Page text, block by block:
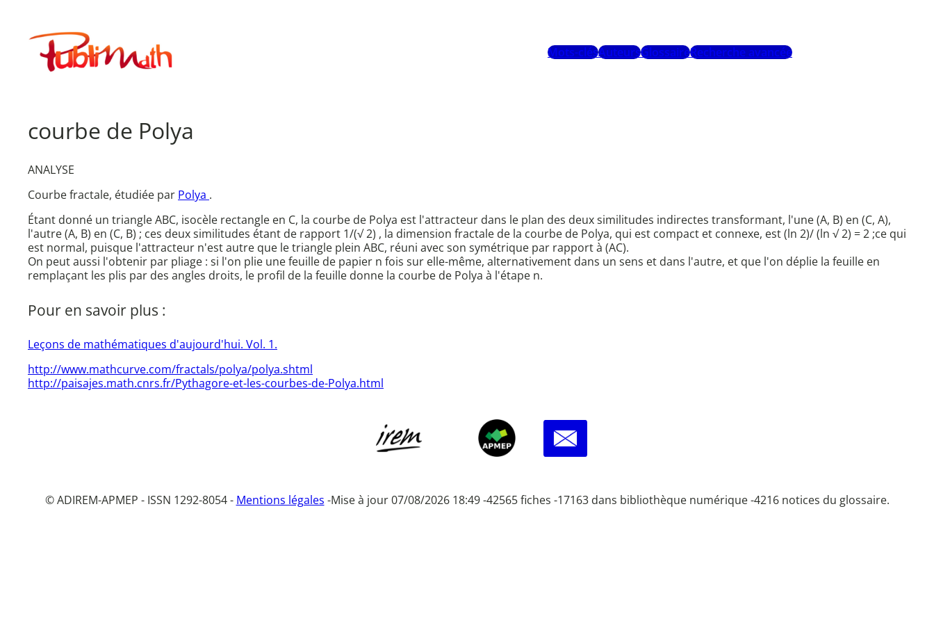
contenuPublimath
Mots-clésAuteursGlossaireRecherche avancée
courbe de Polya
ANALYSE
Courbe fractale, étudiée par Polya .
Étant donné un triangle ABC, isocèle rectangle en C, la courbe de Polya est l'attracteur dans le plan des deux similitudes indirectes transformant, l'une (A, B) en (C, A),
l'autre (A, B) en (C, B) ; ces deux similitudes étant de rapport 1/(√ 2) , la dimension fractale de la courbe de Polya, qui est compact et connexe, est (ln 2)/ (ln √ 2) = 2 ;ce qui
est normal, puisque l'attracteur n'est autre que le triangle plein ABC, réuni avec son symétrique par rapport à (AC).
On peut aussi l'obtenir par pliage : si l'on plie une feuille de papier n fois sur elle-même, alternativement dans un sens et dans l'autre, et que l'on déplie la feuille en
remplaçant les plis par des angles droits, le profil de la feuille donne la courbe de Polya à l'étape n.
Pour en savoir plus :
Leçons de mathématiques d'aujourd'hui. Vol. 1.
http://www.mathcurve.com/fractals/polya/polya.shtml
http://paisajes.math.cnrs.fr/Pythagore-et-les-courbes-de-Polya.html
© ADIREM-APMEP - ISSN 1292-8054 - Mentions légales -Mise à jour 07/08/2026 18:49 -42565 fiches -17163 dans bibliothèque numérique -4216 notices du glossaire.